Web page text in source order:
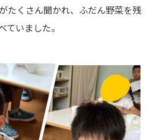
たくさん聞かれ、ふだん野菜を残
ていました。